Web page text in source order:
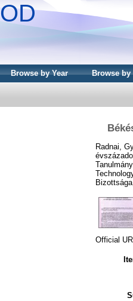
Browse by Year Browse by
Radnai,
Official